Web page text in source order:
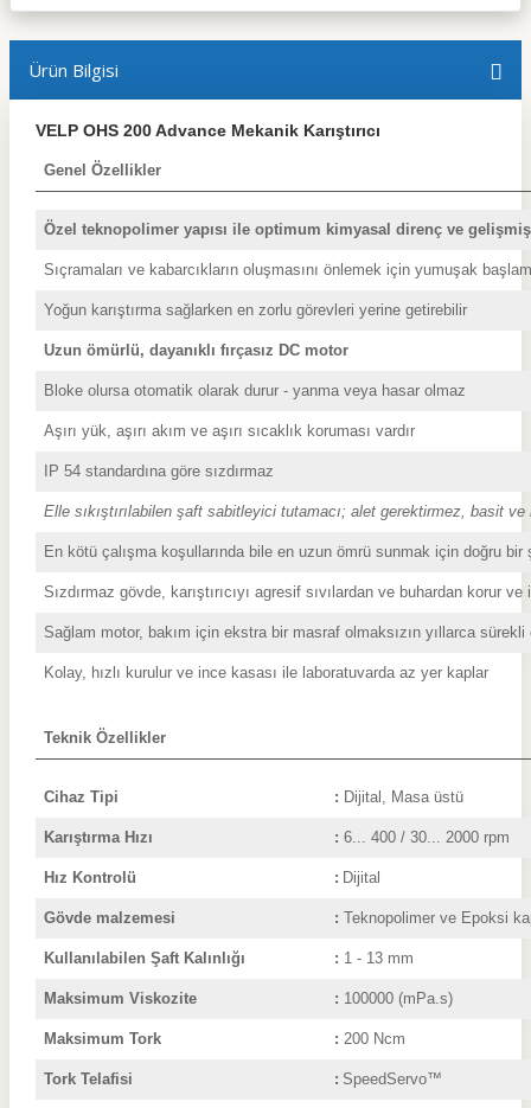
Ürün Bilgisi
VELP OHS 200 Advance Mekanik Karıştırıcı
Genel Özellikler
Özel teknopolimer yapısı ile optimum kimyasal direnç ve
Sıçramaları ve kabarcıkların oluşmasını önlemek için yumuşak
Yoğun karıştırma sağlarken en zorlu görevleri yerine getirebilir
Uzun ömürlü, dayanıklı fırçasız DC motor
Bloke olursa otomatik olarak durur - yanma veya hasar olmaz
Aşırı yük, aşırı akım ve aşırı sıcaklık koruması vardır
IP 54 standardına göre sızdırmaz
Elle sıkıştırılabilen şaft sabitleyici tutamacı; alet gerektirmez, basit ve
En kötü çalışma koşullarında bile en uzun ömrü sunmak için doğru
Sızdırmaz gövde, karıştırıcıyı agresif sıvılardan ve buhardan korur
Sağlam motor, bakım için ekstra bir masraf olmaksızın yıllarca sürekli
Kolay, hızlı kurulur ve ince kasası ile laboratuvarda az yer kaplar
Teknik Özellikler
Cihaz Tipi :
Karıştırma Hızı : 6... 400 / 30... 2000 rpm
Hız Kontrolü : Dijital
Gövde malzemesi : Teknopolimer ve Epoksi
Kullanılabilen Şaft Kalınlığı : 1 - 13 mm
Maksimum Viskozite : 100000 (mPa.s)
Maksimum Tork : 200 Ncm
Tork Telafisi : SpeedServo™